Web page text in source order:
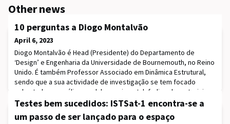
Other news
10 perguntas a Diogo Montalvão
April 6, 2023
Diogo Montalvão é Head (Presidente) do Departamento de
‘Design’ e Engenharia da Universidade de Bournemouth, no Reino
Unido. É também Professor Associado em Dinâmica Estrutural,
sendo que a sua actividade de investigação se tem focado
sobretudo em análise modal experimental, fadiga de materiais
não-lineares, e testes de fadiga acelerada por ultrasons. Lidera
Testes bem sucedidos: ISTSat-1 encontra-se a
um passo de ser lançado para o espaço